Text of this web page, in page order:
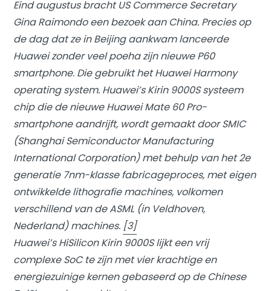
Eind augustus bracht US Commerce Secretary
Gina Raimondo een bezoek aan China. Precies op
de dag dat ze in Beijing aankwam lanceerde
Huawei zonder veel poeha zijn nieuwe P60
smartphone. Die gebruikt het Huawei Harmony
operating system. Huawei’s Kirin 9000S systeem
chip die de nieuwe Huawei Mate 60 Pro-
smartphone aandrijft, wordt gemaakt door SMIC
(Shanghai Semiconductor Manufacturing
International Corporation) met behulp van het 2e
generatie 7nm-klasse fabricageproces, met eigen
ontwikkelde lithografie machines, volkomen
verschillend van de ASML (in Veldhoven,
Nederland) machines. [3]
Huawei’s HiSilicon Kirin 9000S lijkt een vrij
complexe SoC te zijn met vier krachtige en
energiezuinige kernen gebaseerd op de Chinese